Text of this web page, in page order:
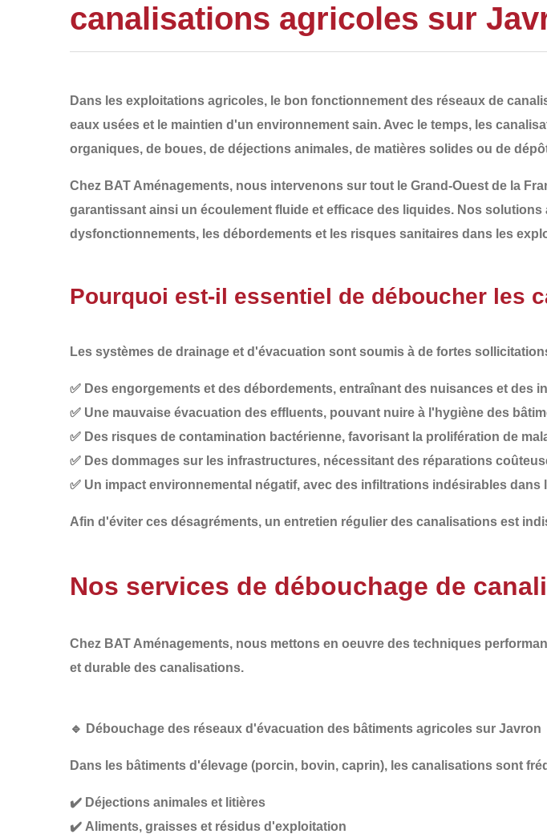
canalisations agricoles sur
Dans les exploitations agricoles, le bon fonctionnement des réseaux de
eaux usées et le maintien d'un environnement sain. Avec le temps, les
organiques, de boues, de déjections animales, de matières solides ou de
Chez BAT Aménagements, nous intervenons sur tout le Grand-Ouest de la
garantissant ainsi un écoulement fluide et efficace des liquides. Nos
dysfonctionnements, les débordements et les risques sanitaires dans les
Pourquoi est-il essentiel de déboucher les
Les systèmes de drainage et d'évacuation sont soumis à de fortes
✅ Des engorgements et des débordements, entraînant des nuisances et des
✅ Une mauvaise évacuation des effluents, pouvant nuire à l'hygiène des
✅ Des risques de contamination bactérienne, favorisant la prolifération de
✅ Des dommages sur les infrastructures, nécessitant des réparations
✅ Un impact environnemental négatif, avec des infiltrations indésirables dans
Afin d'éviter ces désagréments, un entretien régulier des canalisations est
Nos services de débouchage de
Chez BAT Aménagements, nous mettons en oeuvre des techniques
et durable des canalisations.
🔹 Débouchage des réseaux d'évacuation des bâtiments agricoles sur Javron
Dans les bâtiments d'élevage (porcin, bovin, caprin), les canalisations sont
✔️ Déjections animales et litières
✔️ Aliments, graisses et résidus d'exploitation